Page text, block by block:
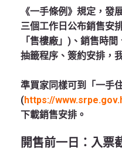
《一手條例》規定，發
三個工作日公布銷售安
「售樓廠」)、銷售時
抽籤程序、簽約安排，
準買家同樣可到「一手
(https://
下載銷售安排。
開售前一日：入票